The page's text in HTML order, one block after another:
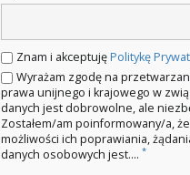
Znam i akceptujęPolitykę
Wyrażam zgodę na
prawa unijnego i krajowego w
danych jest dobrowolne, ale
Zostałem/am poinformowany/a,
możliwości ich poprawiania,
danych osobowych jest.... *